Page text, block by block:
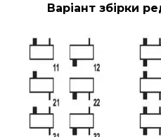
Варіант збірки